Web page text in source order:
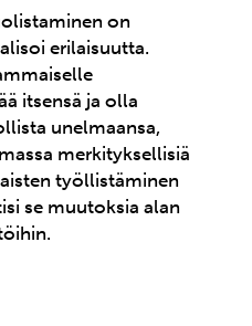
on
erilaisuutta.
itsensä ja olla
unelmaansa,
merkityksellisiä
työllistäminen
se muutoksia alan